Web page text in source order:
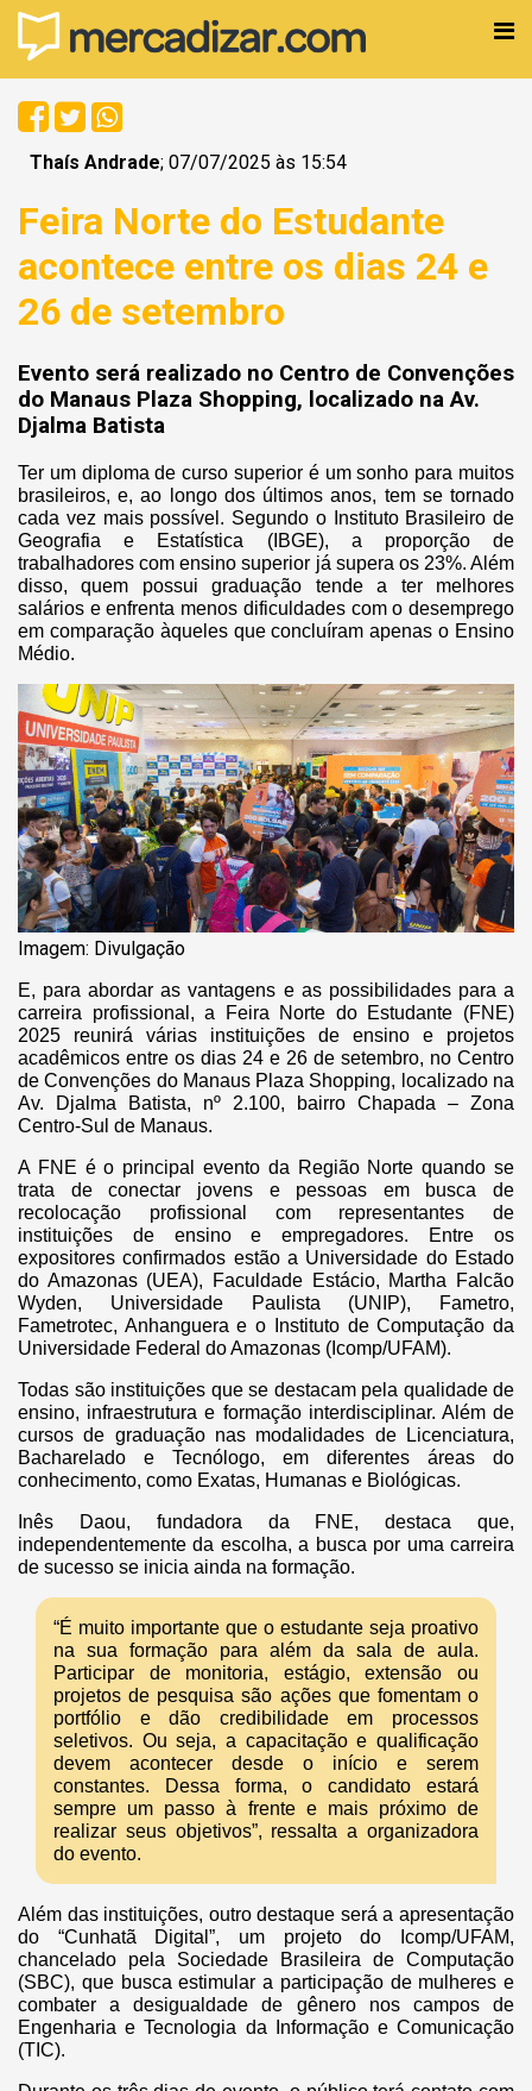
Thaís Andrade; 07/07/2025 às 15:54
Feira Norte do Estudante
acontece entre os dias 24 e
26 de setembro
Evento será realizado no Centro de Convenções
do Manaus Plaza Shopping, localizado na Av.
Djalma Batista
Ter um diploma de curso superior é um sonho para muitos
brasileiros, e, ao longo dos últimos anos, tem se tornado
cada vez mais possível. Segundo o Instituto Brasileiro de
Geografia e Estatística (IBGE), a proporção de
trabalhadores com ensino superior já supera os 23%. Além
disso, quem possui graduação tende a ter melhores
salários e enfrenta menos dificuldades com o desemprego
em comparação àqueles que concluíram apenas o Ensino
Médio.
Imagem: Divulgação
E, para abordar as vantagens e as possibilidades para a
carreira profissional, a Feira Norte do Estudante (FNE)
2025 reunirá várias instituições de ensino e projetos
acadêmicos entre os dias 24 e 26 de setembro, no Centro
de Convenções do Manaus Plaza Shopping, localizado na
Av. Djalma Batista, nº 2.100, bairro Chapada – Zona
Centro-Sul de Manaus.
A FNE é o principal evento da Região Norte quando se
trata de conectar jovens e pessoas em busca de
recolocação profissional com representantes de
instituições de ensino e empregadores.
Entre os
expositores confirmados estão a Universidade do Estado
do Amazonas (UEA), Faculdade Estácio, Martha Falcão
Wyden, Universidade Paulista (UNIP), Fametro,
Fametrotec, Anhanguera e o Instituto de Computação da
Universidade Federal do Amazonas (Icomp/UFAM).
Todas são instituições que se destacam pela qualidade de
ensino, infraestrutura e formação interdisciplinar. Além de
cursos de graduação nas modalidades de Licenciatura,
Bacharelado e Tecnólogo, em diferentes áreas do
conhecimento, como Exatas, Humanas e Biológicas.
Inês Daou, fundadora da FNE, destaca que,
independentemente da escolha, a busca por uma carreira
de sucesso se inicia ainda na formação.
“É muito importante que o estudante seja proativo
na sua formação para além da sala de aula.
Participar de monitoria, estágio, extensão ou
projetos de pesquisa são ações que fomentam o
portfólio e dão credibilidade em processos
seletivos. Ou seja, a capacitação e qualificação
devem acontecer desde o início e serem
constantes. Dessa forma, o candidato estará
sempre um passo à frente e mais próximo de
realizar seus objetivos”, ressalta a organizadora
do evento.
Além das instituições, outro destaque será a apresentação
do “Cunhatã Digital”, um projeto do Icomp/UFAM,
chancelado pela Sociedade Brasileira de Computação
(SBC), que busca estimular a participação de mulheres e
combater a desigualdade de gênero nos campos de
Engenharia e Tecnologia da Informação e Comunicação
(TIC).